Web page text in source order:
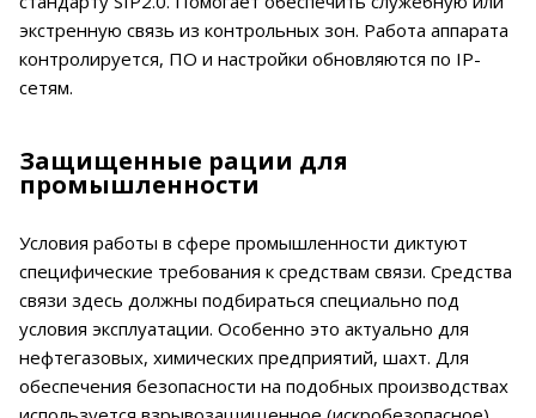
экстренную связь из контрольных зон. Работа аппарата
контролируется, ПО и настройки обновляются по IP-
сетям.
Защищенные рации для
промышленности
Условия работы в сфере промышленности диктуют
специфические требования к средствам связи. Средства
связи здесь должны подбираться специально под
условия эксплуатации. Особенно это актуально для
нефтегазовых, химических предприятий, шахт. Для
обеспечения безопасности на подобных производствах